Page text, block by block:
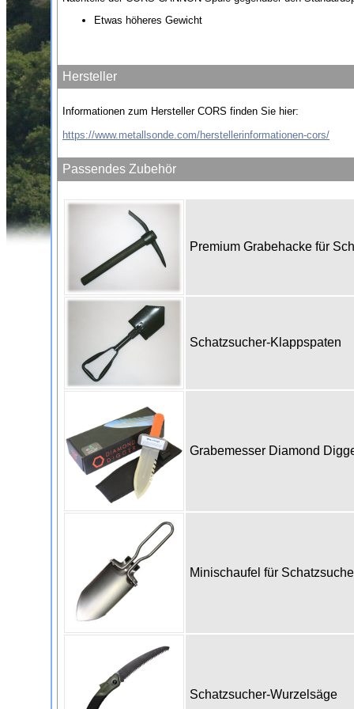
Etwas höheres Gewicht
Hersteller
Informationen zum Hersteller CORS finden Sie hier:
https://www.metallsonde.com/herstellerinformationen-cors/
Passendes Zubehör
Premium Grabehacke für
Schatzsucher-Klappspaten
Grabemesser Diamond
Minischaufel für
Schatzsucher-Wurzelsäge